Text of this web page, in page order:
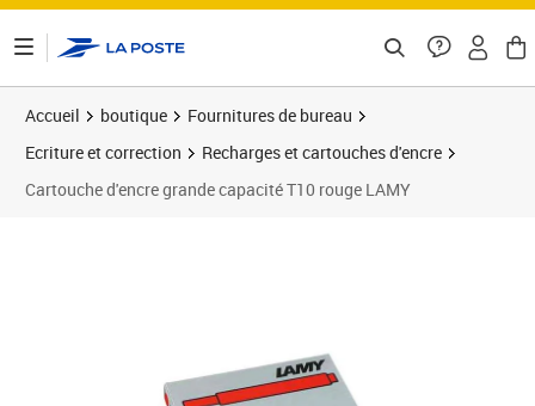
Accueil boutique
Fournitures de bureau
Ecriture et correction
Recharges et cartouches d'encre
Cartouche d'encre grande capacité T10 rouge LAMY